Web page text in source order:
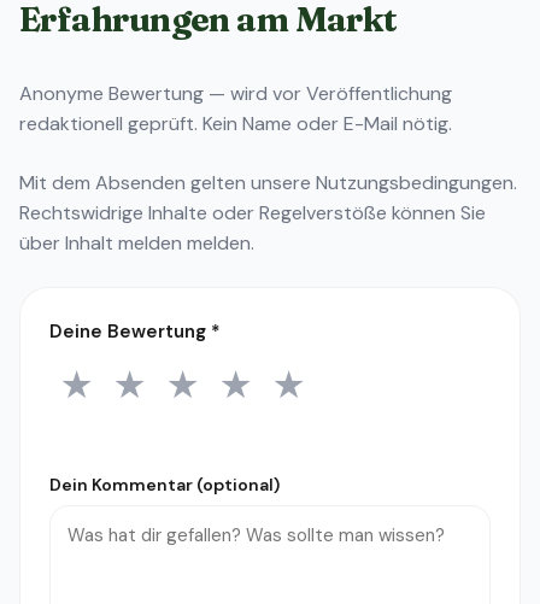
Erfahrungen am Markt
Anonyme Bewertung — wird vor Veröffentlichung
redaktionell geprüft. Kein Name oder E-Mail nötig.
Mit dem Absenden gelten unsere Nutzungsbedingungen.
Rechtswidrige Inhalte oder Regelverstöße können Sie
überInhalt melden melden.
Deine Bewertung *
1 Stern
★ 2 Sterne
★ 3 Sterne
★ 4 Sterne
★ 5 Sterne
★
Dein Kommentar (optional)